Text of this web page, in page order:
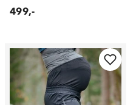
499,-